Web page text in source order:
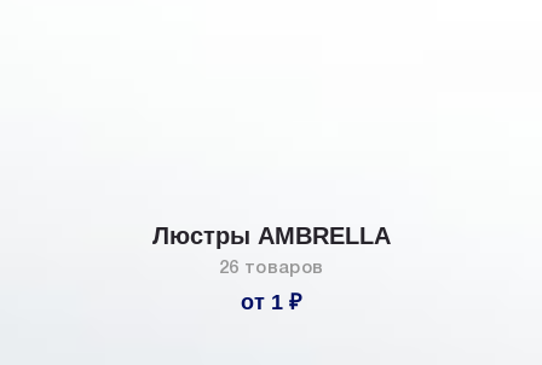
Люстры AMBRELLA
26 товаров
от 1 ₽